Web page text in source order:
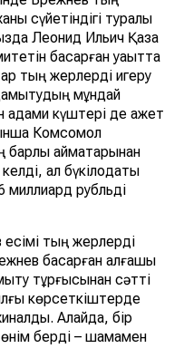
сүйетіндігі туралы
Леонид Ильич Қазақ
басқарған уақытта
тың жерлерді игеру
мұндай
күштері де қажет
Комсомол
аймақтарынан
ал бүкілодақтық
рубльді
тың жерлерді
басқарған алғашқы
тұрғысынан сәтті
көрсеткіштерде
Алайда, бір
берді – шамамен